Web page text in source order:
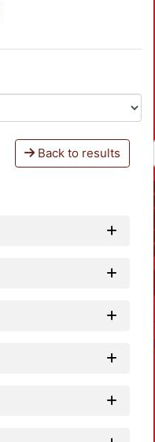
Back to results